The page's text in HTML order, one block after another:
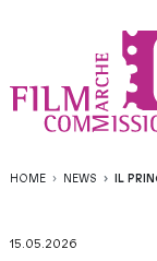
HOME NEWS IL
15.05.2026